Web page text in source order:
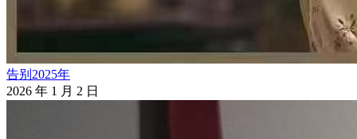
告别2025年
2026 年 1 月 2 日